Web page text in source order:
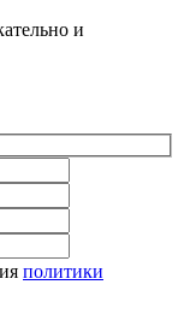
и
политики